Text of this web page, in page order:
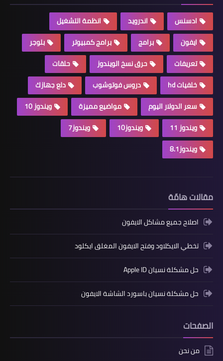
ادسنس اندرويد
انظمة التشغيل
ايفون
برامج برامج كمبيوتر
بلوجر
تعريفات
حرق نسخ الويندوز
حلقات
خلفيات hd
دروس فوتوشوب
دلع جهازك
سعر الدولار اليوم
مواضيع مميزة
ويندوز 10
ويندوز 11
ويندوز10
ويندوز7
ويندوز8.1
مقالات هامّة
اصلاح جميع مشاكل الايفون
تخطي الايكلاود وفتح الايفون المغلق ايكلود
حل مشكلة نسيان Apple ID
حل مشكلة نسيان باسورد الشاشة الايفون
الصفحات
من نحن